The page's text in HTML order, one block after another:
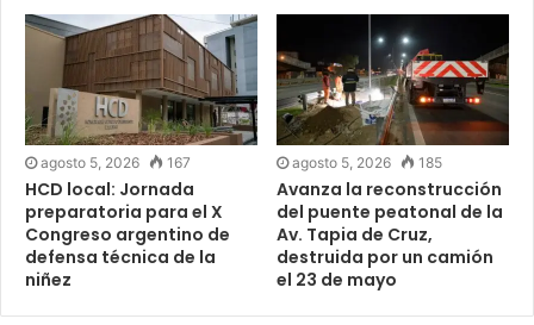
agosto 5, 2026 167
HCD local: Jornada
preparatoria para el X
Congreso argentino de
defensa técnica de la
niñez
agosto 5, 2026 185
Avanza la reconstrucción
del puente peatonal de la
Av. Tapia de Cruz,
destruida por un camión
el 23 de mayo